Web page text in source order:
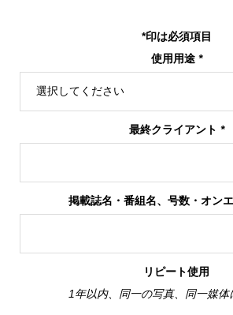
*印は必須項目
使用用途 *
最終クライアント *
掲載誌名・番組名、号数・オン
リピート使用
1年以内、同一の写真、同一媒体